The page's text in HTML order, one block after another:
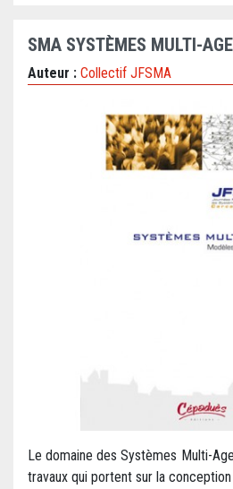
SMA SYSTÈMES MULTI-
Auteur : Collectif JFSMA
Le domaine des Systèmes Multi-
travaux qui portent sur la conception